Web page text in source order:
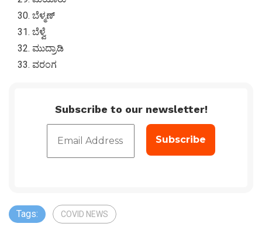
ಬೆಳ್ಮಣ್
ಬೆಳ್ವೆ
ಮುದ್ರಾಡಿ
ವರಂಗ
Subscribe to our newsletter!
Tags: COVID NEWS